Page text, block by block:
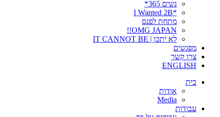
נשים 365*
*I Wanted 2B
מתחת לפנס
OMG JAPAN!!
לא יתכן | IT CANNOT BE
מפגשים
צרו קשר
ENGLISH
בית
אודות
Media
עבודות